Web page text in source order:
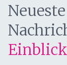
Neueste